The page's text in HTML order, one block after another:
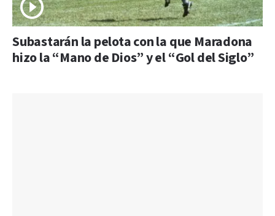
Subastarán la pelota con la que Maradona
hizo la “Mano de Dios” y el “Gol del Siglo”